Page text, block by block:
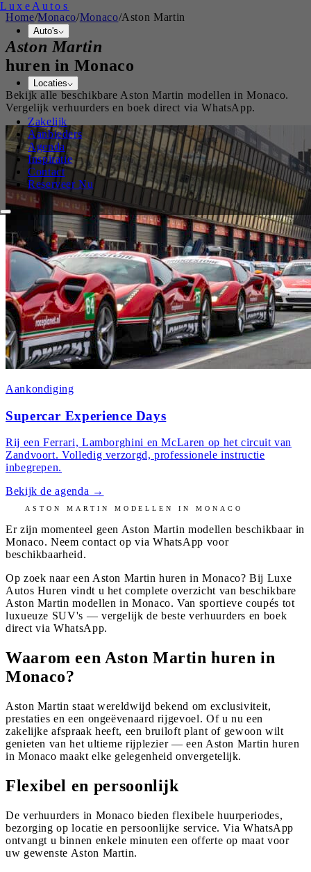
Luxe Autos
Auto's
Locaties
Zakelijk
Aanbieders
Agenda
Inspiratie
Contact
Reserveer Nu
Home/Monaco/Monaco/Aston Martin
Aston Martin
huren in Monaco
Bekijk alle beschikbare Aston Martin modellen inMonaco.
Vergelijk verhuurders en boek direct via WhatsApp.
Aankondiging
Supercar Experience Days
Rij een Ferrari, Lamborghini en McLaren op het circuit van
Zandvoort. Volledig verzorgd, professionele instructie
inbegrepen.
Bekijk de agenda →
ASTON MARTIN MODELLEN INMONACO
Er zijn momenteel geen Aston Martin modellen beschikbaar in
Monaco. Neem contact op via WhatsApp voor
beschikbaarheid.
Op zoek naar een Aston Martin huren in Monaco? Bij Luxe
Autos Huren vindt u het complete overzicht van beschikbare
Aston Martin modellen in Monaco. Van sportieve coupés tot
luxueuze SUV's — vergelijk de beste verhuurders en boek
direct via WhatsApp.
Waarom een Aston Martin huren in
Monaco?
Aston Martin staat wereldwijd bekend om exclusiviteit,
prestaties en een ongeëvenaard rijgevoel. Of u nu een
zakelijke afspraak heeft, een bruiloft plant of gewoon wilt
genieten van het ultieme rijplezier — een Aston Martin huren
in Monaco maakt elke gelegenheid onvergetelijk.
Flexibel en persoonlijk
De verhuurders in Monaco bieden flexibele huurperiodes,
bezorging op locatie en persoonlijke service. Via WhatsApp
ontvangt u binnen enkele minuten een offerte op maat voor
uw gewenste Aston Martin.